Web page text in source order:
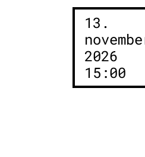
13.
2026
15:00